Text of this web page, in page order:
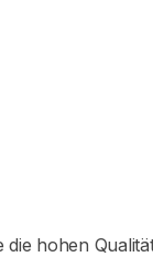
die hohen